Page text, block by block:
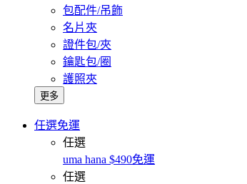
包配件/吊飾
名片夾
證件包/夾
鑰匙包/圈
護照夾
更多
任選免運
任選
uma hana $490免運
任選